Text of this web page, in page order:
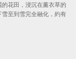
花田，浸沉在薰衣草的
至到雪完全融化，約有